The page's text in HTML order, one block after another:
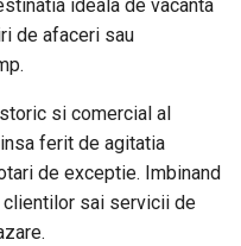
ideala de vacanta
de afaceri sau
si comercial al
ferit de agitatia
de exceptie. Imbinand
sai servicii de